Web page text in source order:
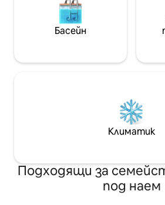
Басейн
Климатик
Подходящи за
под наем